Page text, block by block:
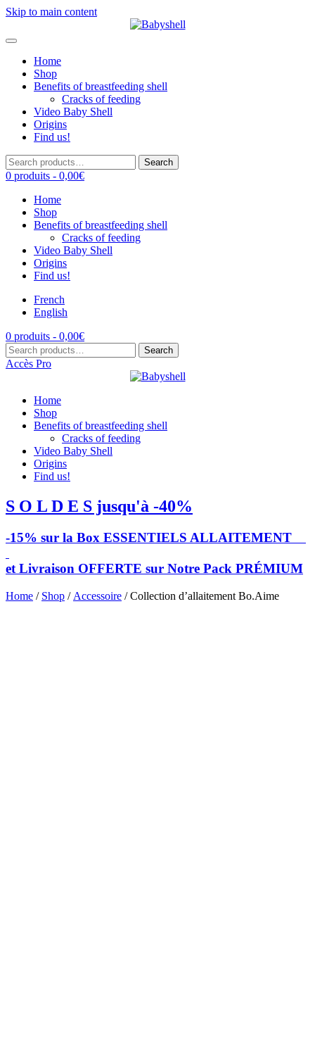
Skip to main content
Home
Shop
Benefits of breastfeeding shell
Cracks of feeding
Video Baby Shell
Origins
Find us!
Search
for:
Search
0 produits - 0,00€
Home
Shop
Benefits of breastfeeding shell
Cracks of feeding
Video Baby Shell
Origins
Find us!
French
English
0 produits - 0,00€
Search
for:
Search
Accès Pro
Home
Shop
Benefits of breastfeeding shell
Cracks of feeding
Video Baby Shell
Origins
Find us!
S O L D E S jusqu'à -40%
-15% sur la Box ESSENTIELS ALLAITEMENT
et Livraison OFFERTE sur Notre Pack PRÉMIUM
Home / Shop / Accessoire / Collection d’allaitement Bo.Aime